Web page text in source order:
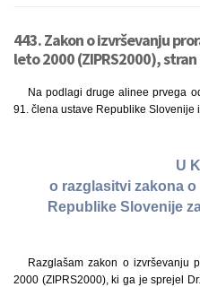
443. Zakon o izvrševanju
leto 2000 (ZIPRS2000),
Na podlagi druge alinee prvega
91. člena ustave Republike Slovenije
U
o razglasitvi zakona
Republike Slovenije
Razglašam zakon o izvrševanju
2000 (ZIPRS2000), ki ga je sprejel